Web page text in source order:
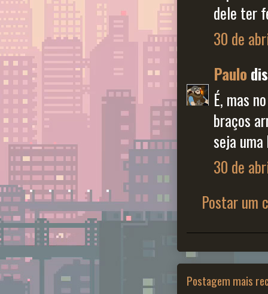
dele ter
30 de
Paulo
É, mas
braços
seja
30 de
Postar um
Postagem mais